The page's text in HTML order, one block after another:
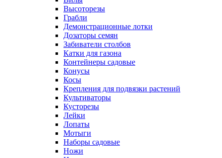
Высоторезы
Грабли
Демонстрационные лотки
Дозаторы семян
Забиватели столбов
Катки для газона
Контейнеры садовые
Конусы
Косы
Крепления для подвязки растений
Культиваторы
Кусторезы
Лейки
Лопаты
Мотыги
Наборы садовые
Ножи